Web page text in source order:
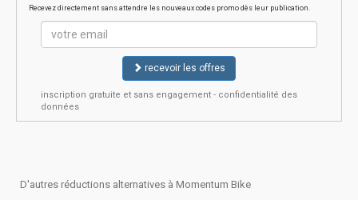
Recevez directement sans attendre les nouveaux codes promo dès leur publication.
recevoir les offres
inscription gratuite et sans engagement - confidentialité des
données
D'autres réductions alternatives à Momentum Bike